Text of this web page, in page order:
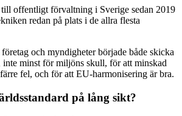
offentligt förvaltning i Sverige sedan 2019
redan på plats i de allra flesta
och myndigheter började både skicka
inte minst för miljöns skull, för att minskad
fel, och för att EU-harmonisering är bra.
på lång sikt?